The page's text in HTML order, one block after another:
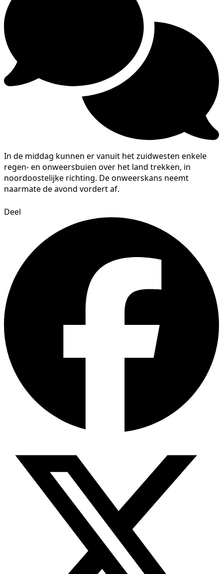
In de middag kunnen er vanuit het zuidwesten enkele
regen- en onweersbuien over het land trekken, in
noordoostelijke richting. De onweerskans neemt
naarmate de avond vordert af.
Deel